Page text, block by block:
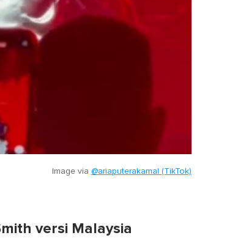
Image via @ariaputerakamal (TikTok)
versi Malaysia